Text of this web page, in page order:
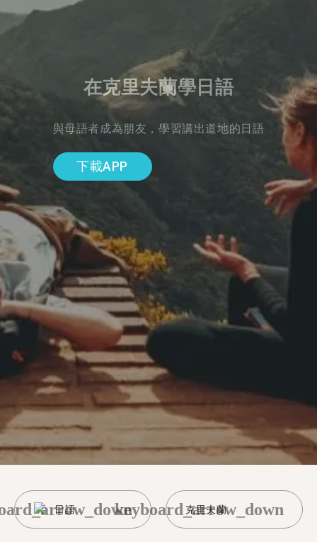
在克里夫蘭學日語
與母語者成為朋友，學習講出道地的日語
下載APP
日語 克里夫蘭
keyboard_arrow_down